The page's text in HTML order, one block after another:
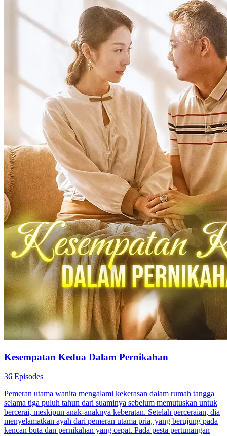
Kesempatan Kedua Dalam Pernikahan
36 Episodes
Pemeran utama wanita mengalami kekerasan dalam rumah tangga
selama tiga puluh tahun dari suaminya sebelum memutuskan untuk
bercerai, meskipun anak-anaknya keberatan. Setelah perceraian, dia
menyelamatkan ayah dari pemeran utama pria, yang berujung pada
kencan buta dan pernikahan yang cepat. Pada pesta pertunangan